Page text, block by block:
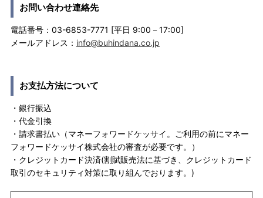
お問い合わせ連絡先
電話番号：03-6853-7771 [平日 9:00－17:00]
メールアドレス： info@buhindana.co.jp
お支払方法について
・銀行振込
・代金引換
・請求書払い（マネーフォワードケッサイ。ご利用の前にマネー
フォワードケッサイ株式会社の審査が必要です。）
・クレジットカード決済(割賦販売法に基づき、クレジットカード
取引のセキュリティ対策に取り組んでおります。)